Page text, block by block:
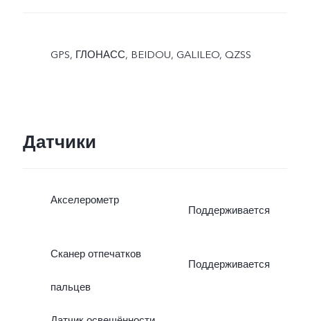
GPS, ГЛОНАСС, BEIDOU, GALILEO, QZSS
Датчики
Акселерометр
Поддерживается
Сканер отпечатков
пальцев
Поддерживается